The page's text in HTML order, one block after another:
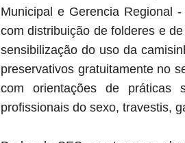
Municipal e Gerencia Regional
com distribuição de folderes e
sensibilização do uso da
preservativos gratuitamente no
com orientações de práticas
profissionais do sexo, travestis,